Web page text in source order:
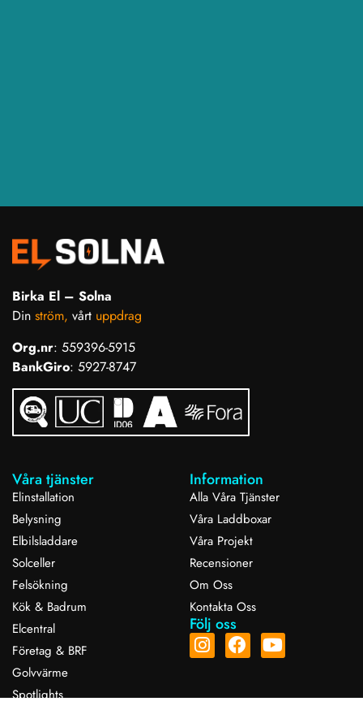
Birka El – Solna
Din ström, vårt uppdrag
Org.nr: 559396-5915
BankGiro: 5927-8747
Våra tjänster
Elinstallation
Belysning
Elbilsladdare
Solceller
Felsökning
Kök & Badrum
Elcentral
Företag & BRF
Golvvärme
Spotlights
Information
Alla Våra Tjänster
Våra Laddboxar
Våra Projekt
Recensioner
Om Oss
Kontakta Oss
Följ oss